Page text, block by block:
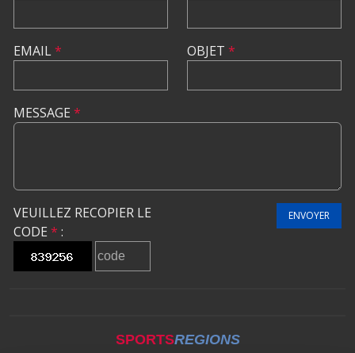
EMAIL* OBJET *
MESSAGE *
VEUILLEZ RECOPIER LE
CODE * :
ENVOYER
SPORTSREGIONS